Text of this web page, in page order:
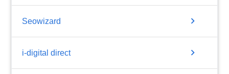
Seowizard chevron_right
i-digital direct chevron_right